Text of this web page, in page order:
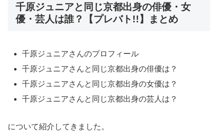
千原ジュニアと同じ京都出身の俳優・女
優・芸人は誰？【プレバト!!】まとめ
千原ジュニアさんのプロフィール
千原ジュニアさんと同じ京都出身の俳優は？
千原ジュニアさんと同じ京都出身の女優は？
千原ジュニアさんと同じ京都出身の芸人は？
について紹介してきました。